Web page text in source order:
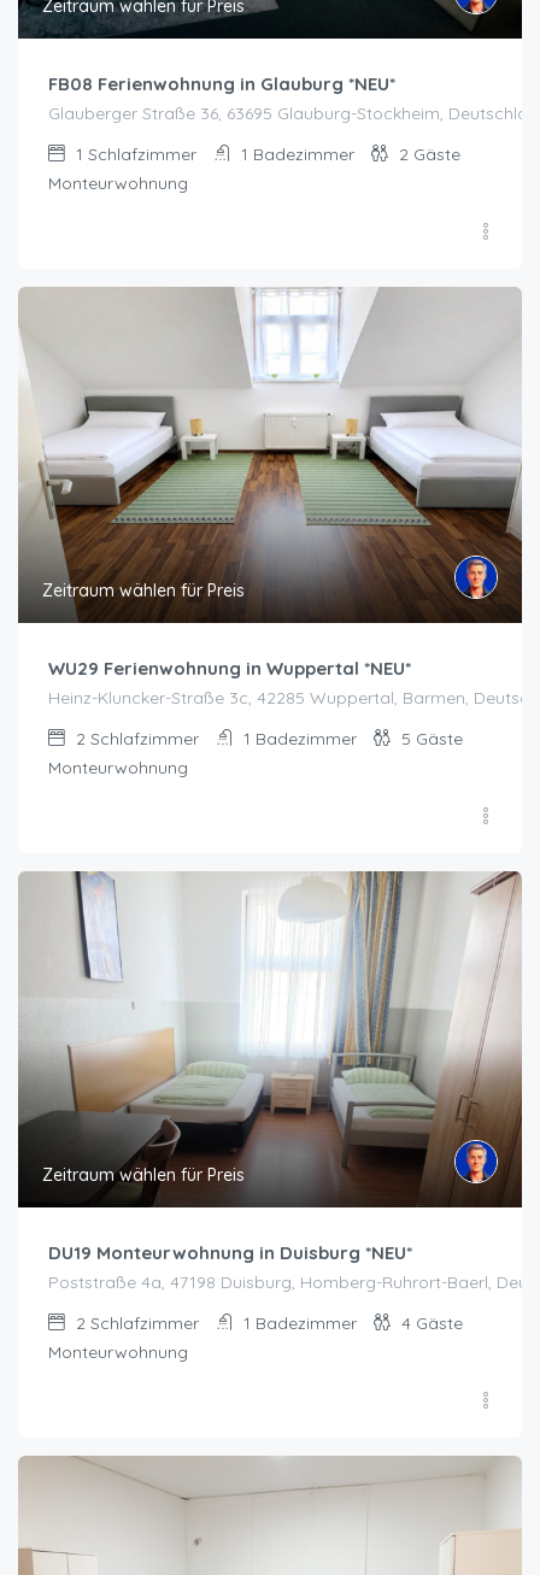
Zeitraum wählen für Preis
FB08 Ferienwohnung in Glauburg *NEU*
Glauberger Straße 36, 63695 Glauburg-Stockheim,
1 Schlafzimmer 1 Badezimmer 2 Gäste
Monteurwohnung
Zeitraum wählen für Preis
WU29 Ferienwohnung in Wuppertal *NEU*
Heinz-Kluncker-Straße 3c, 42285 Wuppertal, Barmen,
2 Schlafzimmer 1 Badezimmer 5 Gäste
Monteurwohnung
Zeitraum wählen für Preis
DU19 Monteurwohnung in Duisburg *NEU*
Poststraße 4a, 47198 Duisburg, Homberg-Ruhrort-Baerl,
2 Schlafzimmer 1 Badezimmer 4 Gäste
Monteurwohnung